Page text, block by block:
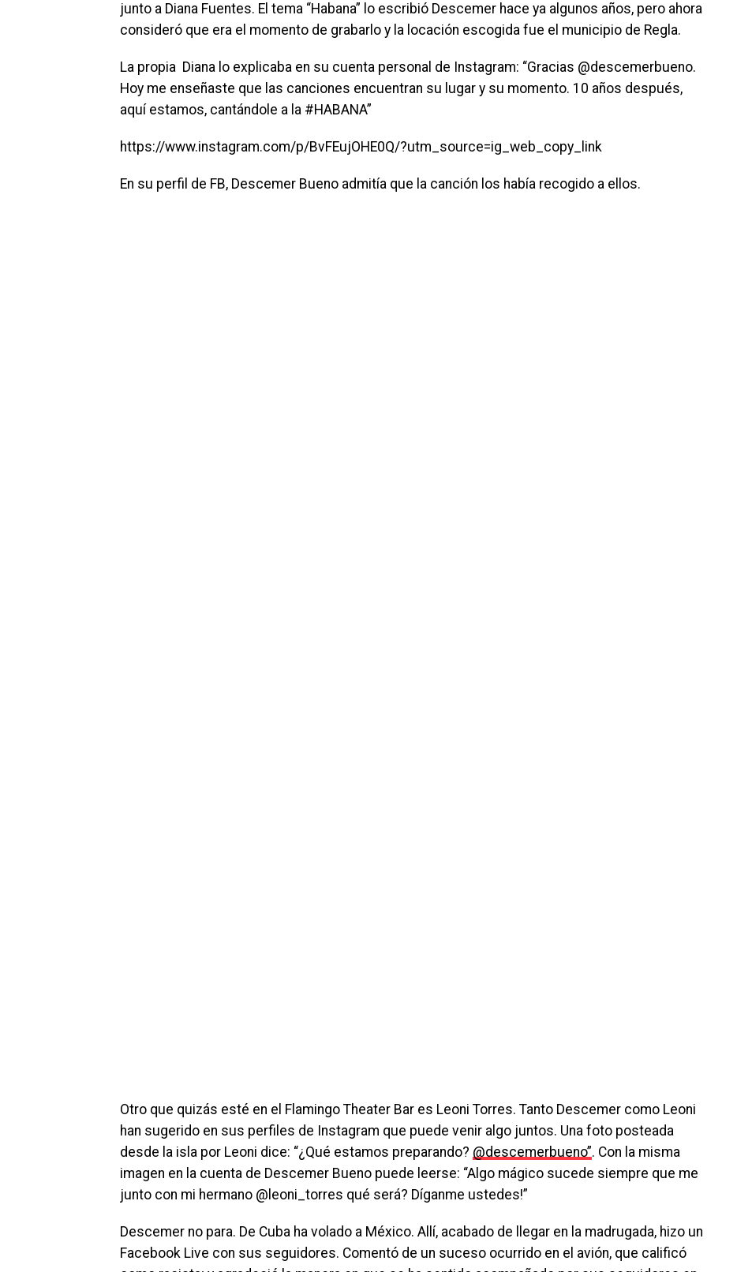
junto a Diana Fuentes. El tema “Habana” lo escribió Descemer hace ya algunos años, pero ahora
consideró que era el momento de grabarlo y la locación escogida fue el municipio de Regla.
La propia Diana lo explicaba en su cuenta personal de Instagram: “Gracias @descemerbueno.
Hoy me enseñaste que las canciones encuentran su lugar y su momento. 10 años después,
aquí estamos, cantándole a la #HABANA”
https://www.instagram.com/p/BvFEujOHE0Q/?utm_source=ig_web_copy_link
En su perfil de FB, Descemer Bueno admitía que la canción los había recogido a ellos.
Otro que quizás esté en el Flamingo Theater Bar es Leoni Torres. Tanto Descemer como Leoni
han sugerido en sus perfiles de Instagram que puede venir algo juntos. Una foto posteada
desde la isla por Leoni dice: “¿Qué estamos preparando? @descemerbueno”. Con la misma
imagen en la cuenta de Descemer Bueno puede leerse: “Algo mágico sucede siempre que me
junto con mi hermano @leoni_torres qué será? Díganme ustedes!”
Descemer no para. De Cuba ha volado a México. Allí, acabado de llegar en la madrugada, hizo un
Facebook Live con sus seguidores. Comentó de un suceso ocurrido en el avión, que calificó